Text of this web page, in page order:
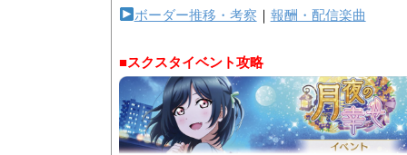
ボーダー推移・考察 ｜ 報酬・配信楽曲
■スクスタイベント攻略